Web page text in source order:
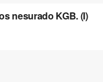
nesurado KGB. (I)